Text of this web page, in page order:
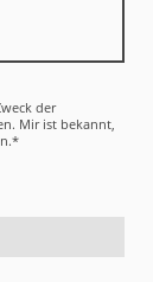
der
Mir ist bekannt,
*